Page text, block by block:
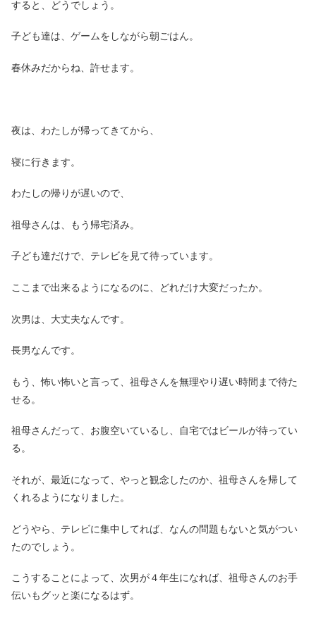
すると、どうでしょう。
子ども達は、ゲームをしながら朝ごはん。
春休みだからね、許せます。
夜は、わたしが帰ってきてから、
寝に行きます。
わたしの帰りが遅いので、
祖母さんは、もう帰宅済み。
子ども達だけで、テレビを見て待っています。
ここまで出来るようになるのに、どれだけ大変だったか。
次男は、大丈夫なんです。
長男なんです。
もう、怖い怖いと言って、祖母さんを無理やり遅い時間まで待た
せる。
祖母さんだって、お腹空いているし、自宅ではビールが待ってい
る。
それが、最近になって、やっと観念したのか、祖母さんを帰して
くれるようになりました。
どうやら、テレビに集中してれば、なんの問題もないと気がつい
たのでしょう。
こうすることによって、次男が４年生になれば、祖母さんのお手
伝いもグッと楽になるはず。